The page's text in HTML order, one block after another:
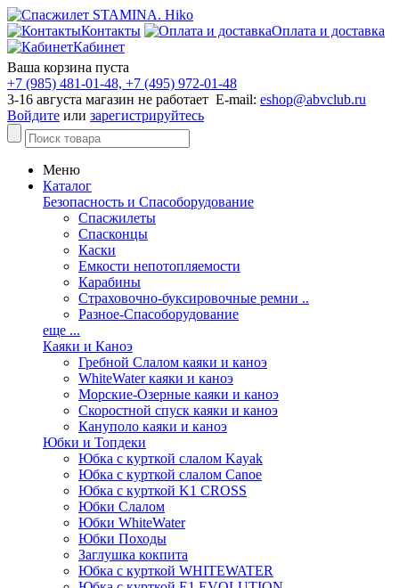
Контакты
Оплата и доставка
Кабинет
Ваша корзина пуста
+7 (985) 481-01-48, +7 (495) 972-01-48
3-16 августа магазин не работает E-mail: eshop@abvclub.ru
Войдите или зарегистрируйтесь
Меню
Каталог
Безопасность и Спасоборудование
Спасжилеты
Спасконцы
Каски
Емкости непотопляемости
Карабины
Страховочно-буксировочные ремни ..
Разное-Спасоборудование
еще ...
Каяки и Каноэ
Гребной Слалом каяки и каноэ
WhiteWater каяки и каноэ
Морские-Озерные каяки и каноэ
Скоростной спуск каяки и каноэ
Кануполо каяки и каноэ
Юбки и Топдеки
Юбка с курткой слалом Kayak
Юбка с курткой слалом Canoe
Юбка с курткой K1 CROSS
Юбки Слалом
Юбки WhiteWater
Юбки Походы
Заглушка кокпита
Юбка с курткой WHITEWATER